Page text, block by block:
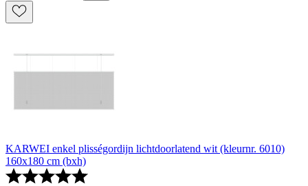
KARWEI enkel plisségordijn lichtdoorlatend wit (kleurnr. 6010)
160x180 cm (bxh)